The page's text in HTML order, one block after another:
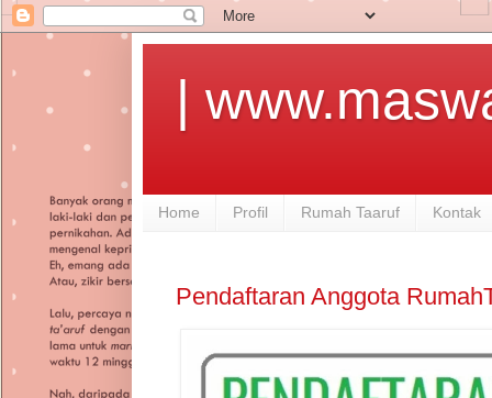
|
Home Profil Rumah Taaruf Kontak
Pendaftaran Anggota